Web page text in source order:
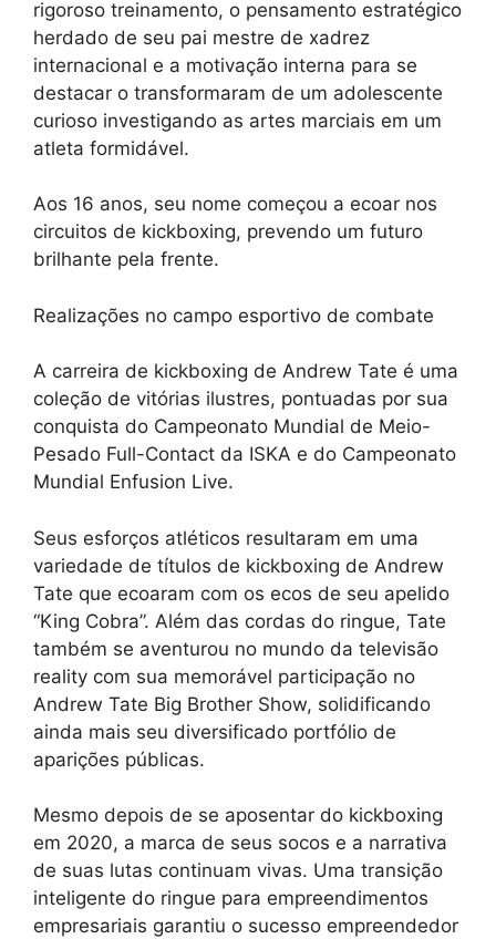
rigoroso treinamento, o pensamento estratégico
herdado de seu pai mestre de xadrez
internacional e a motivação interna para se
destacar o transformaram de um adolescente
curioso investigando as artes marciais em um
atleta formidável.
Aos 16 anos, seu nome começou a ecoar nos
circuitos de kickboxing, prevendo um futuro
brilhante pela frente.
Realizações no campo esportivo de combate
A carreira de kickboxing de Andrew Tate é uma
coleção de vitórias ilustres, pontuadas por sua
conquista do Campeonato Mundial de Meio-
Pesado Full-Contact da ISKA e do Campeonato
Mundial Enfusion Live.
Seus esforços atléticos resultaram em uma
variedade de títulos de kickboxing de Andrew
Tate que ecoaram com os ecos de seu apelido
“King Cobra”. Além das cordas do ringue, Tate
também se aventurou no mundo da televisão
reality com sua memorável participação no
Andrew Tate Big Brother Show, solidificando
ainda mais seu diversificado portfólio de
aparições públicas.
Mesmo depois de se aposentar do kickboxing
em 2020, a marca de seus socos e a narrativa
de suas lutas continuam vivas. Uma transição
inteligente do ringue para empreendimentos
empresariais garantiu o sucesso empreendedor